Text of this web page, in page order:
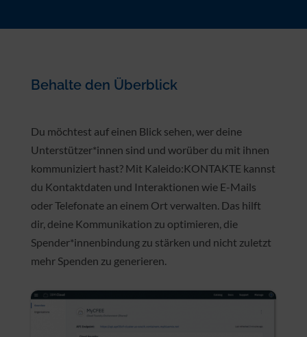
Behalte den Überblick
Du möchtest auf einen Blick sehen, wer deine
Unterstützer*innen sind und worüber du mit ihnen
kommuniziert hast? Mit Kaleido:KONTAKTE kannst
du Kontaktdaten und Interaktionen wie E-Mails
oder Telefonate an einem Ort verwalten. Das hilft
dir, deine Kommunikation zu optimieren, die
mehr Spenden zu generieren.